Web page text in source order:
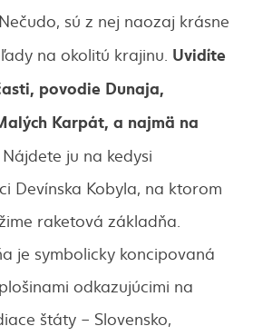
sú z nej naozaj krásne
na okolitú krajinu. Uvidíte
povodie Dunaja,
Karpát, a najmä na
Nájdete ju na kedysi
Devínska Kobyla, na ktorom
raketová základňa.
je symbolicky koncipovaná
odkazujúcimi na
štáty – Slovensko,